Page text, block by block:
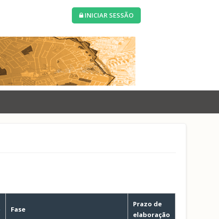
INICIAR SESSÃO
Fase
Prazo de
elaboração